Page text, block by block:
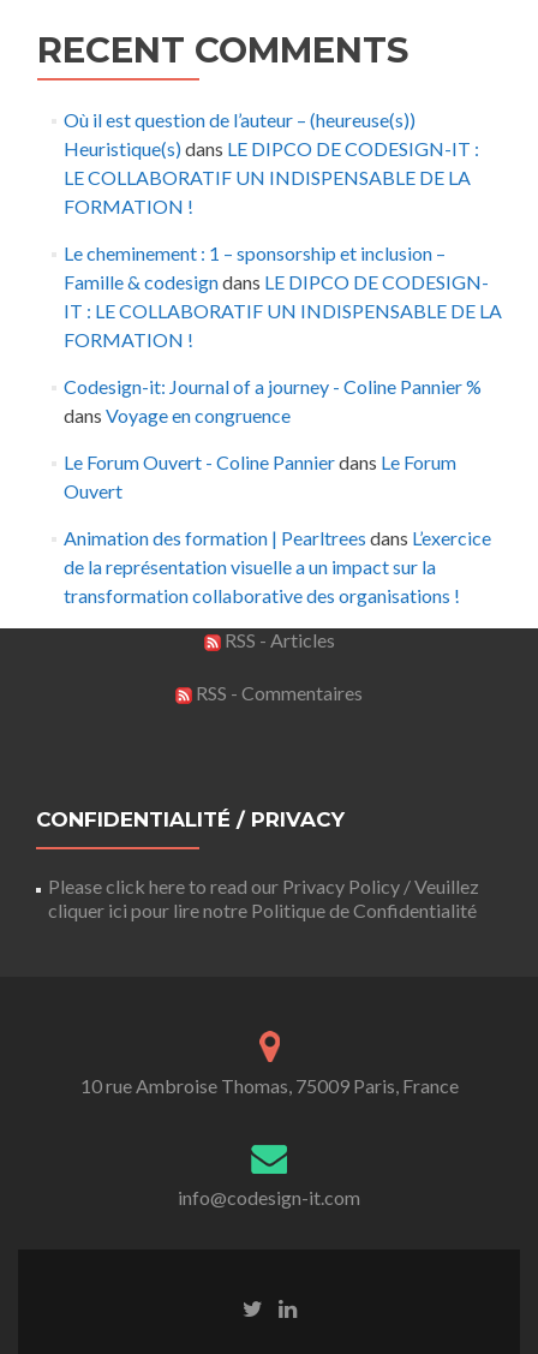
RECENT COMMENTS
Où il est question de l’auteur – (heureuse(s))
Heuristique(s)dans LE DIPCO DE CODESIGN-IT :
LE COLLABORATIF UN INDISPENSABLE DE LA
FORMATION !
Le cheminement : 1 – sponsorship et inclusion –
Famille & codesigndans LE DIPCO DE CODESIGN-
IT : LE COLLABORATIF UN INDISPENSABLE DE LA
FORMATION !
Codesign-it: Journal of a journey - Coline Pannier %
dans Voyage en congruence
Le Forum Ouvert - Coline Pannierdans Le Forum
Ouvert
Animation des formation | Pearltrees dans L’exercice
de la représentation visuelle a un impact sur la
transformation collaborative des organisations !
RSS - Articles
RSS - Commentaires
CONFIDENTIALITÉ / PRIVACY
Please click here to read our Privacy Policy / Veuillez
cliquer ici pour lire notre Politique de Confidentialité
10 rue Ambroise Thomas, 75009 Paris, France
info@codesign-it.com